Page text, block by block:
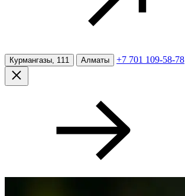
Курмангазы, 111 Алматы +7 701 109-58-78